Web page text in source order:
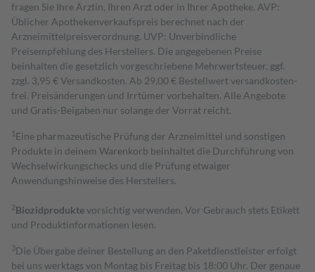
fragen Sie Ihre Ärztin, Ihren Arzt oder in Ihrer Apotheke. AVP:
Üblicher Apothekenverkaufspreis berechnet nach der
Arzneimittelpreisverordnung. UVP: Unverbindliche
Preisempfehlung des Herstellers. Die angegebenen Preise
beinhalten die gesetzlich vorgeschriebene Mehrwertsteuer, ggf.
zzgl. 3,95 € Versandkosten. Ab 29,00 € Bestell­wert versand­kosten­
frei. Preisänderungen und Irrtümer vorbehalten. Alle Angebote
und Gratis-Beigaben nur solange der Vorrat reicht.
1 Eine pharmazeutische Prüfung der Arzneimittel und sonstigen
Produkte in deinem Warenkorb beinhaltet die Durchführung von
Wechselwirkungschecks und die Prüfung etwaiger
Anwendungshinweise des Herstellers.
2Biozidproduktevorsichtig verwenden. Vor Gebrauch stets Etikett
und Produktinformationen lesen.
3Die Übergabe deiner Bestellung an den Paketdienstleister erfolgt
bei uns werktags von Montag bis Freitag bis 18:00 Uhr. Der genaue